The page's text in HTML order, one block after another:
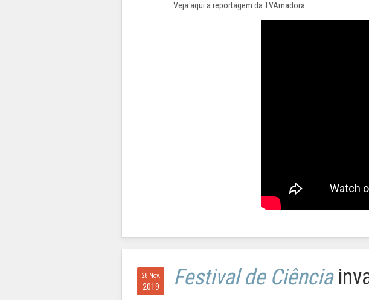
Veja aqui a reportagem da TVAmadora.
28 Nov.
2019 Festival de Ciência